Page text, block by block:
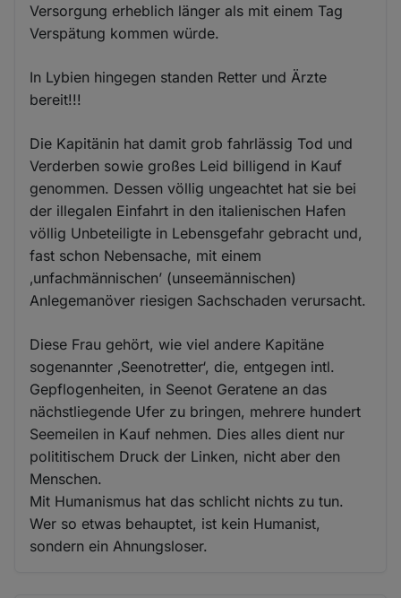
Versorgung erheblich länger als mit einem Tag
Verspätung kommen würde.
In Lybien hingegen standen Retter und Ärzte
bereit!!!
Die Kapitänin hat damit grob fahrlässig Tod und
Verderben sowie großes Leid billigend in Kauf
genommen. Dessen völlig ungeachtet hat sie bei
der illegalen Einfahrt in den italienischen Hafen
völlig Unbeteiligte in Lebensgefahr gebracht und,
fast schon Nebensache, mit einem
‚unfachmännischen’ (unseemännischen)
Anlegemanöver riesigen Sachschaden verursacht.
Diese Frau gehört, wie viel andere Kapitäne
sogenannter ‚Seenotretter‘, die, entgegen intl.
Gepflogenheiten, in Seenot Geratene an das
nächstliegende Ufer zu bringen, mehrere hundert
Seemeilen in Kauf nehmen. Dies alles dient nur
polititischem Druck der Linken, nicht aber den
Menschen.
Mit Humanismus hat das schlicht nichts zu tun.
Wer so etwas behauptet, ist kein Humanist,
sondern ein Ahnungsloser.